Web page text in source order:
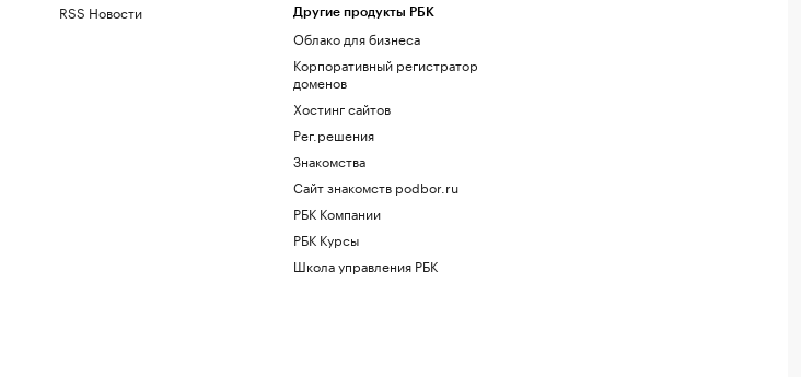
RSS Новости Другие продукты РБК
Облако для бизнеса
Корпоративный регистратор
доменов
Хостинг сайтов
Рег.решения
Знакомства
Сайт знакомств podbor.ru
РБК Компании
РБК Курсы
Школа управления РБК